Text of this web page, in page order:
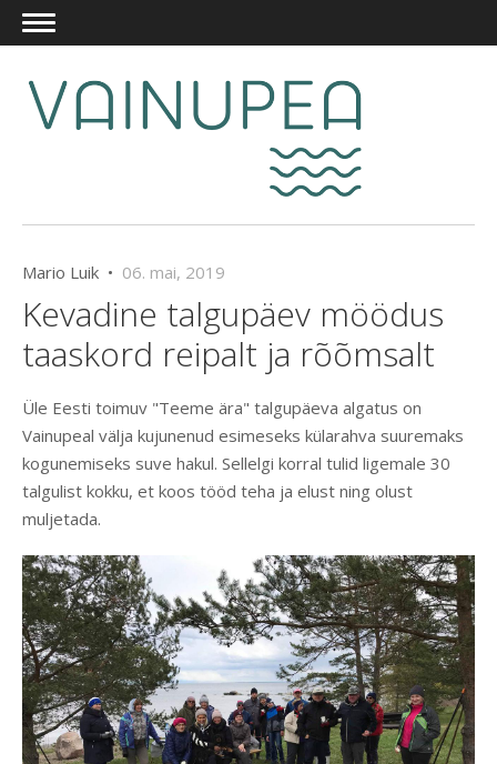
Mario Luik • 06. mai, 2019
Kevadine talgupäev möödus
taaskord reipalt ja rõõmsalt
Üle Eesti toimuv "Teeme ära" talgupäeva algatus on
Vainupeal välja kujunenud esimeseks külarahva suuremaks
kogunemiseks suve hakul. Sellelgi korral tulid ligemale 30
talgulist kokku, et koos tööd teha ja elust ning olust
muljetada.